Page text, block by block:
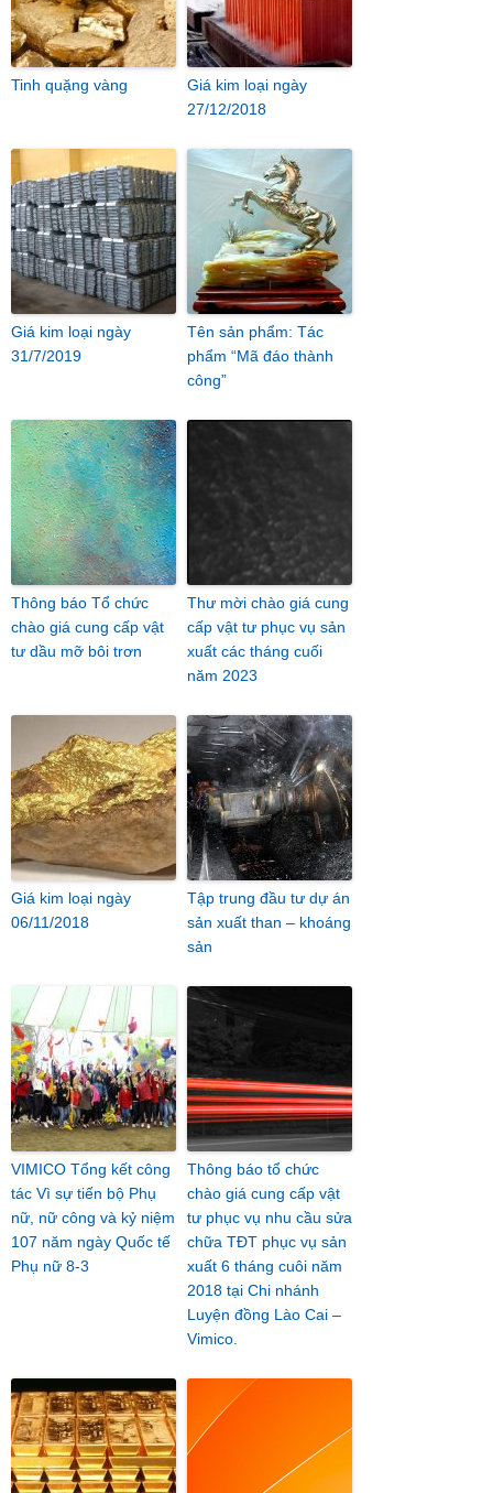
Tinh quặng vàng
Giá kim loại ngày
27/12/2018
Giá kim loại ngày
31/7/2019
Tên sản phẩm: Tác
phẩm “Mã đáo thành
công”
Thông báo Tổ chức
chào giá cung cấp vật
tư dầu mỡ bôi trơn
Thư mời chào giá cung
cấp vật tư phục vụ sản
xuất các tháng cuối
năm 2023
Giá kim loại ngày
06/11/2018
Tập trung đầu tư dự án
sản xuất than – khoáng
sản
VIMICO Tổng kết công
tác Vì sự tiến bộ Phụ
nữ, nữ công và kỷ niệm
107 năm ngày Quốc tế
Phụ nữ 8-3
Thông báo tổ chức
chào giá cung cấp vật
tư phục vụ nhu cầu sửa
chữa TĐT phục vụ sản
xuất 6 tháng cuôi năm
2018 tại Chi nhánh
Luyện đồng Lào Cai –
Vimico.